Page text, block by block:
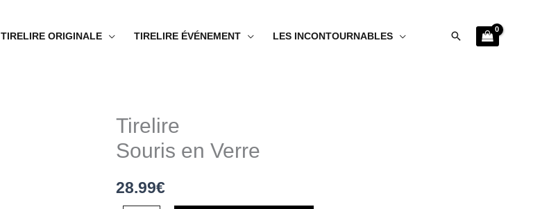
TIRELIRE ORIGINALE TIRELIRE ÉVÉNEMENT LES INCONTOURNABLES Rechercher
Tirelire
Souris en Verre
28.99€
quantité
de
Tirelire
en